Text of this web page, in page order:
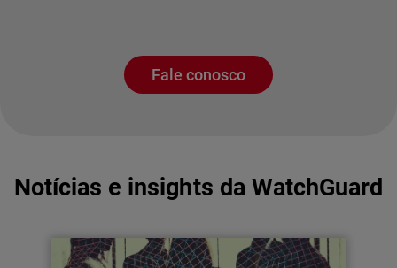
Fale conosco
Notícias e insights da WatchGuard